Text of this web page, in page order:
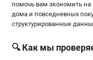
помочь вам экономить на
дома и повседневных
структурированные
🔍 Как мы